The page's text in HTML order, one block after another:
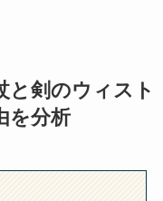
と剣のウィスト
を分析